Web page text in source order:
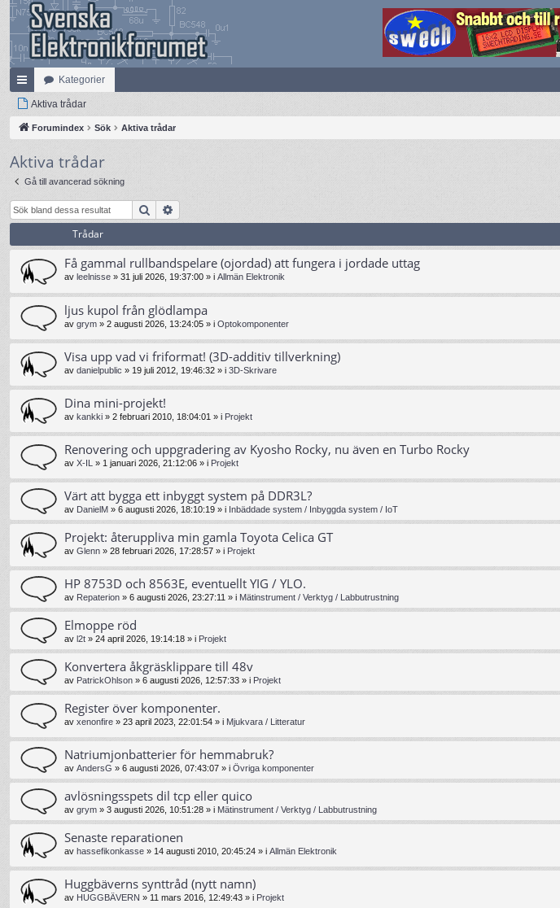
na
bb
lä
nk
ar
Kategorier
Aktiva trådar
Forumindex Sök Aktiva trådar
Aktiva trådar
Gå till avancerad sökning
Sök
Trådar
Få gammal rullbandspelare (ojordad) att fungera i jordade uttag
av leelnisse » 31 juli 2026, 19:37:00 » i Allmän Elektronik
ljus kupol från glödlampa
av grym » 2 augusti 2026, 13:24:05 » i Optokomponenter
Visa upp vad vi friformat! (3D-additiv tillverkning)
av danielpublic » 19 juli 2012, 19:46:32 » i 3D-Skrivare
Dina mini-projekt!
av kankki » 2 februari 2010, 18:04:01 » i Projekt
Renovering och uppgradering av Kyosho Rocky, nu även en Turbo Rocky
av X-IL » 1 januari 2026, 21:12:06 » i Projekt
Värt att bygga ett inbyggt system på DDR3L?
av DanielM » 6 augusti 2026, 18:10:19 » i Inbäddade system / Inbyggda system / IoT
Projekt: återuppliva min gamla Toyota Celica GT
av Glenn » 28 februari 2026, 17:28:57 » i Projekt
HP 8753D och 8563E, eventuellt YIG / YLO.
av Repaterion » 6 augusti 2026, 23:27:11 » i Mätinstrument / Verktyg / Labbutrustning
Elmoppe röd
av l2t » 24 april 2026, 19:14:18 » i Projekt
Konvertera åkgräsklippare till 48v
av PatrickOhlson » 6 augusti 2026, 12:57:33 » i Projekt
Register över komponenter.
av xenonfire » 23 april 2023, 22:01:54 » i Mjukvara / Litteratur
Natriumjonbatterier för hemmabruk?
av AndersG » 6 augusti 2026, 07:43:07 » i Övriga komponenter
avlösningsspets dil tcp eller quico
av grym » 3 augusti 2026, 10:51:28 » i Mätinstrument / Verktyg / Labbutrustning
Senaste reparationen
av hassefikonkasse » 14 augusti 2010, 20:45:24 » i Allmän Elektronik
Huggbäverns synttråd (nytt namn)
av HUGGBÄVERN » 11 mars 2016, 12:49:43 » i Projekt